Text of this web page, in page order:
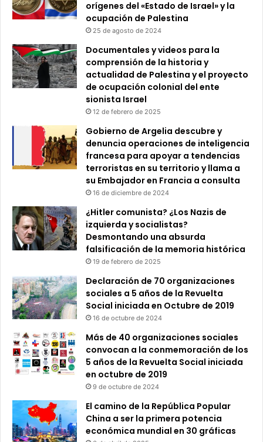
orígenes del «Estado de Israel» y la
ocupación de Palestina
25 de agosto de 2024
Documentales y videos para la
comprensión de la historia y
actualidad de Palestina y el proyecto
de ocupación colonial del ente
sionista Israel
12 de febrero de 2025
Gobierno de Argelia descubre y
denuncia operaciones de inteligencia
francesa para apoyar a tendencias
terroristas en su territorio y llama a
su Embajador en Francia a consulta
16 de diciembre de 2024
¿Hitler comunista? ¿Los Nazis de
izquierda y socialistas?
Desmontando una absurda
falsificación de la memoria histórica
19 de febrero de 2025
Declaración de 70 organizaciones
sociales a 5 años de la Revuelta
Social iniciada en Octubre de 2019
16 de octubre de 2024
Más de 40 organizaciones sociales
convocan a la conmemoración de los
5 años de la Revuelta Social iniciada
en octubre de 2019
9 de octubre de 2024
El camino de la República Popular
China a ser la primera potencia
económica mundial en 30 gráficas